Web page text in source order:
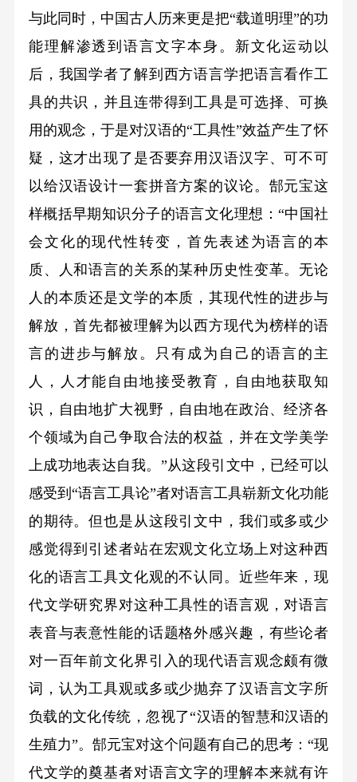
与此同时，中国古人历来更是把“载道明理”的功
能理解渗透到语言文字本身。新文化运动以
后，我国学者了解到西方语言学把语言看作工
具的共识，并且连带得到工具是可选择、可换
用的观念，于是对汉语的“工具性”效益产生了怀
疑，这才出现了是否要弃用汉语汉字、可不可
以给汉语设计一套拼音方案的议论。郜元宝这
样概括早期知识分子的语言文化理想：“中国社
会文化的现代性转变，首先表述为语言的本
质、人和语言的关系的某种历史性变革。无论
人的本质还是文学的本质，其现代性的进步与
解放，首先都被理解为以西方现代为榜样的语
言的进步与解放。只有成为自己的语言的主
人，人才能自由地接受教育，自由地获取知
识，自由地扩大视野，自由地在政治、经济各
个领域为自己争取合法的权益，并在文学美学
上成功地表达自我。”从这段引文中，已经可以
感受到“语言工具论”者对语言工具崭新文化功能
的期待。但也是从这段引文中，我们或多或少
感觉得到引述者站在宏观文化立场上对这种西
化的语言工具文化观的不认同。近些年来，现
代文学研究界对这种工具性的语言观，对语言
表音与表意性能的话题格外感兴趣，有些论者
对一百年前文化界引入的现代语言观念颇有微
词，认为工具观或多或少抛弃了汉语言文字所
负载的文化传统，忽视了“汉语的智慧和汉语的
生殖力”。郜元宝对这个问题有自己的思考：“现
代文学的奠基者对语言文字的理解本来就有许